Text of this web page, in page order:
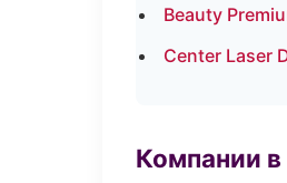
Beauty
Center Laser
Компании